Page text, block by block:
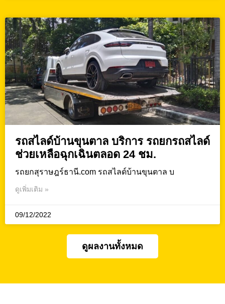
รถสไลด์บ้านขุนตาล บริการ รถยกรถสไลด์
ช่วยเหลือฉุกเฉินตลอด 24 ชม.
รถยกสุราษฎร์ธานี.com รถสไลด์บ้านขุนตาล บ
ดูเพิ่มเติม »
09/12/2022
ดูผลงานทั้งหมด